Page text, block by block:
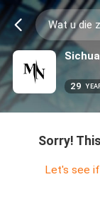
29
Sorry!
Let's see